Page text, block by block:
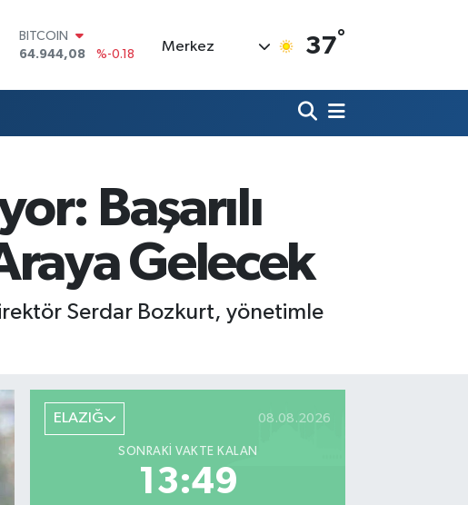
DOLAR
47,7436
%0.18
55,2510
%0.32
13.779
%-14
BITCOIN
Merkez 37°
Başarılı
Gelecek
Serdar Bozkurt, yönetimle
ELAZIĞ 08.08.2026
SONRAKI VAKTE KALAN
13:48